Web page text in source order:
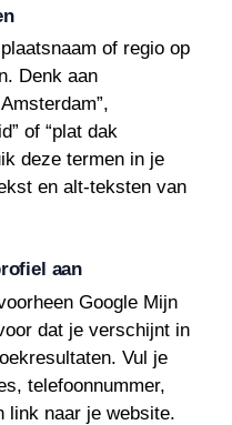
of regio op
Denk aan
of “plat dak
deze termen in je
en alt-teksten van
aan
Google Mijn
dat je verschijnt in
Vul je
telefoonnummer,
link naar je website.